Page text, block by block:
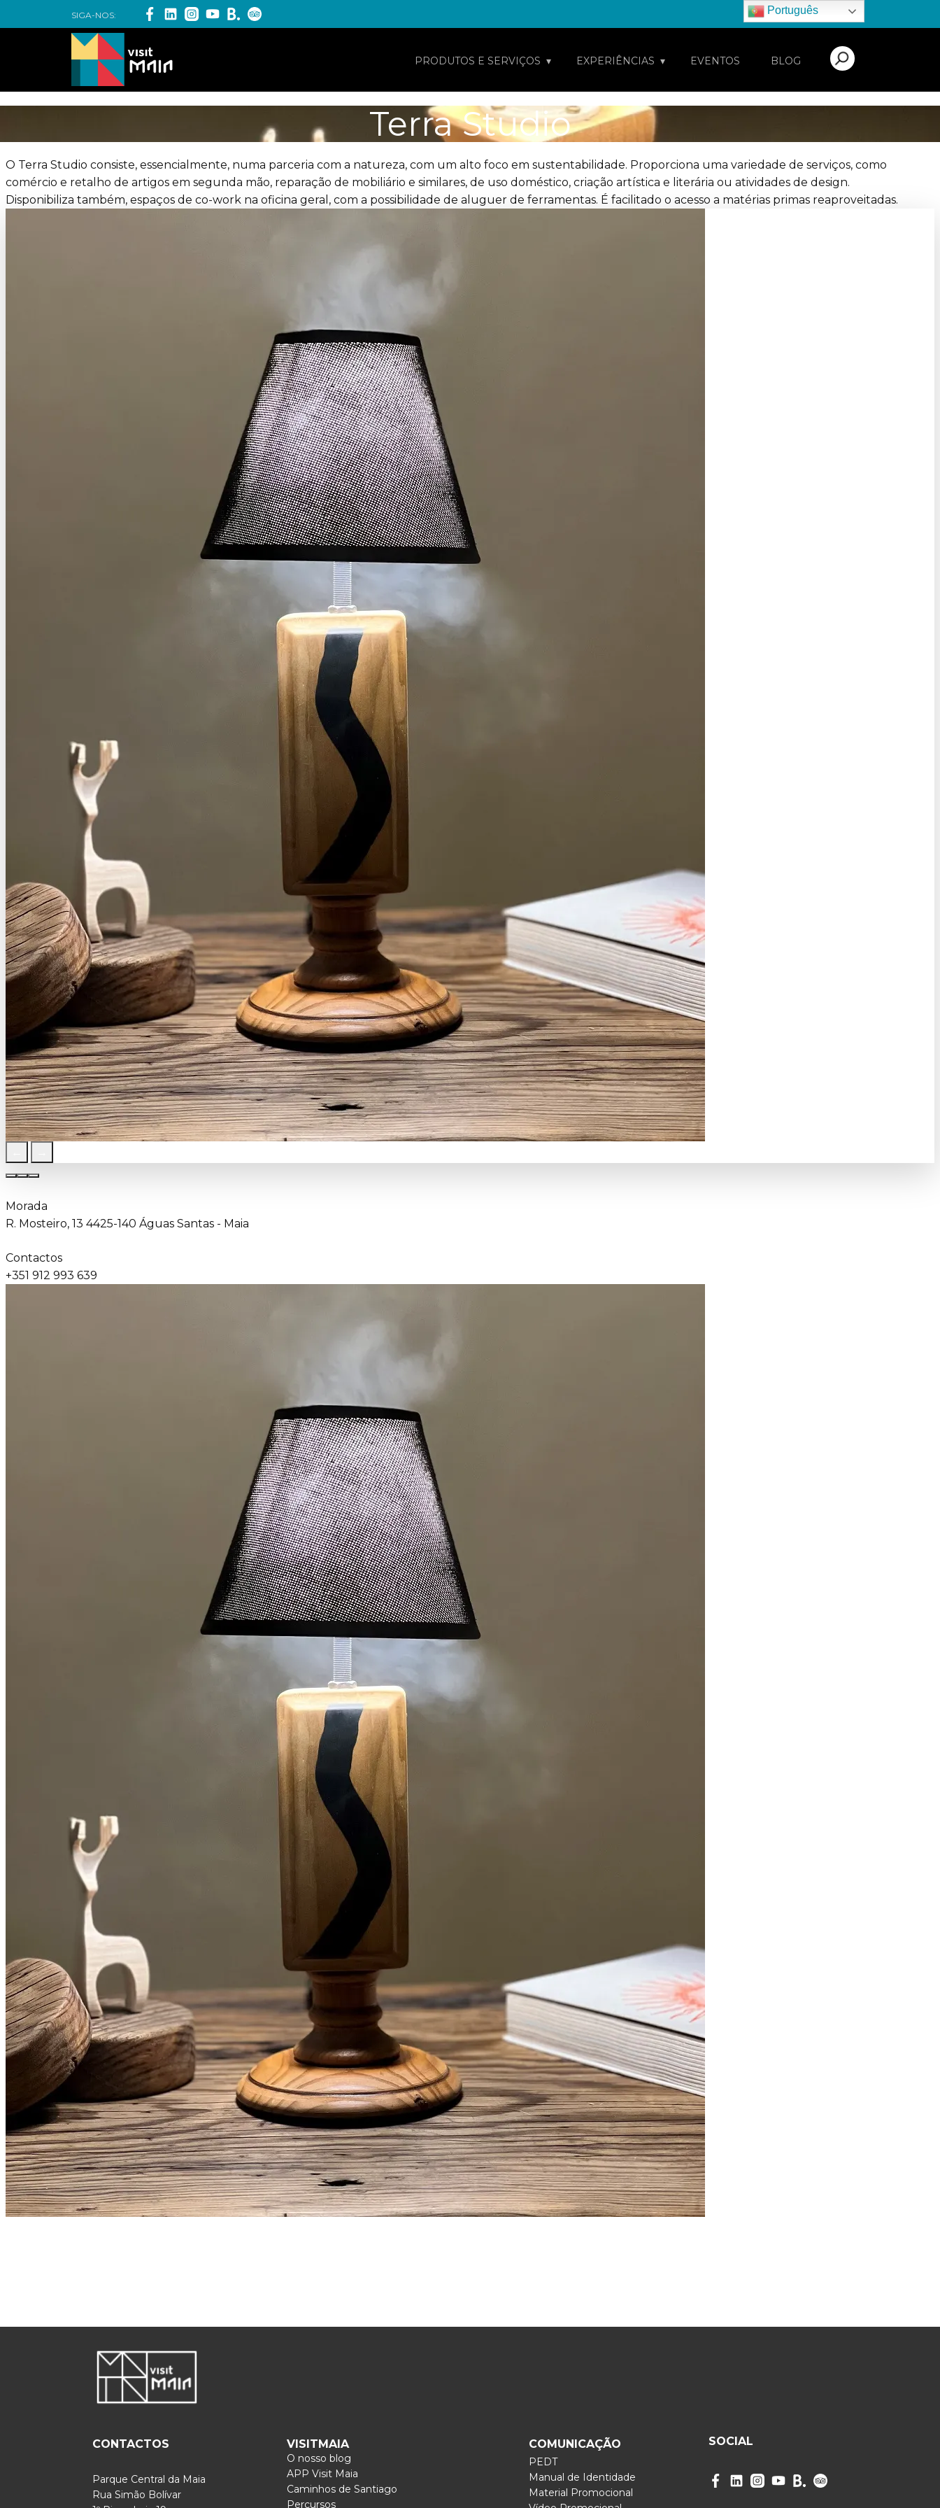
SIGA-NOS: Português
PRODUTOS E SERVIÇOS EXPERIÊNCIAS EVENTOS BLOG
Terra Studio
O Terra Studio consiste, essencialmente, numa parceria com a natureza, com um alto foco em sustentabilidade. Proporciona uma variedade de serviços, como
comércio e retalho de artigos em segunda mão, reparação de mobiliário e similares, de uso doméstico, criação artística e literária ou atividades de design.
Disponibiliza também, espaços de co-work na oficina geral, com a possibilidade de aluguer de ferramentas. É facilitado o acesso a matérias primas reaproveitadas.
Morada
R. Mosteiro, 13 4425-140 Águas Santas - Maia
Contactos
+351 912 993 639
CONTACTOS
Parque Central da Maia
Rua Simão Bolívar
VISITMAIA
O nosso blog
APP Visit Maia
Caminhos de Santiago
Percursos
COMUNICAÇÃO
PEDT
Manual de Identidade
Material Promocional
SOCIAL